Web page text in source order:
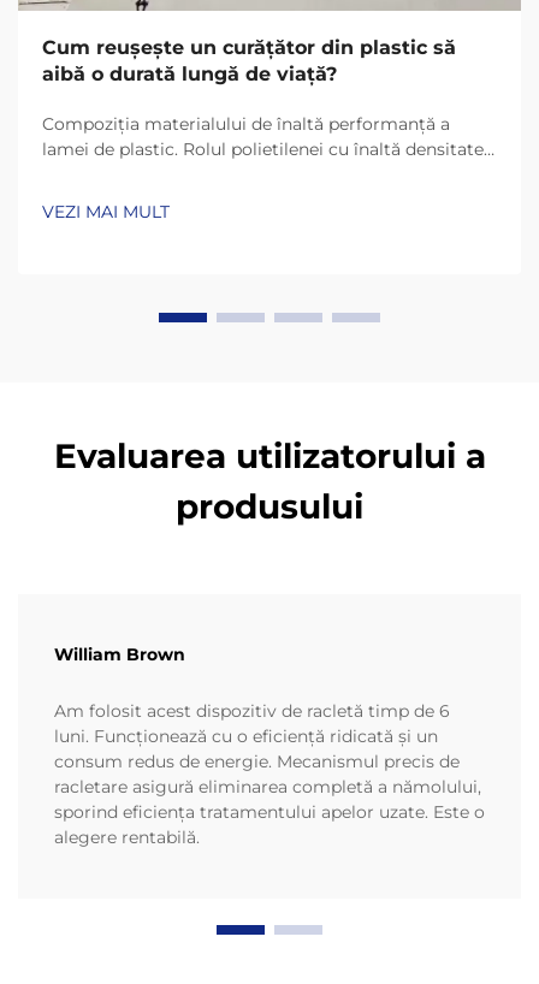
Cum reușește un curățător din plastic să
aibă o durată lungă de viață?
Compoziția materialului de înaltă performanță a
lamei de plastic. Rolul polietilenei cu înaltă densitate
precum HDPE (polietilenă cu înaltă densitate) și
VEZI MAI MULT
Evaluarea utilizatorului a
produsului
William Brown
Am folosit acest dispozitiv de racletă timp de 6
luni. Funcționează cu o eficiență ridicată și un
consum redus de energie. Mecanismul precis de
racletare asigură eliminarea completă a nămolului,
sporind eficiența tratamentului apelor uzate. Este o
alegere rentabilă.